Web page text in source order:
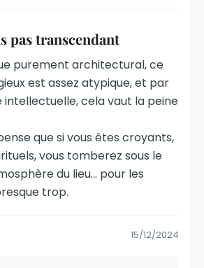
pas transcendant
purement architectural, ce
est assez atypique, et par
intellectuelle, cela vaut la peine
que si vous êtes croyants,
vous tomberez sous le
du lieu... pour les
trop.
15/12/2024